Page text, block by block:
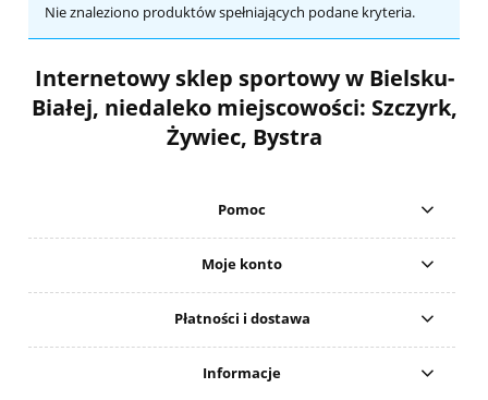
Nie znaleziono produktów spełniających podane kryteria.
Internetowy sklep sportowy w Bielsku-
Białej, niedaleko miejscowości: Szczyrk,
Żywiec, Bystra
Pomoc
Moje konto
Płatności i dostawa
Informacje